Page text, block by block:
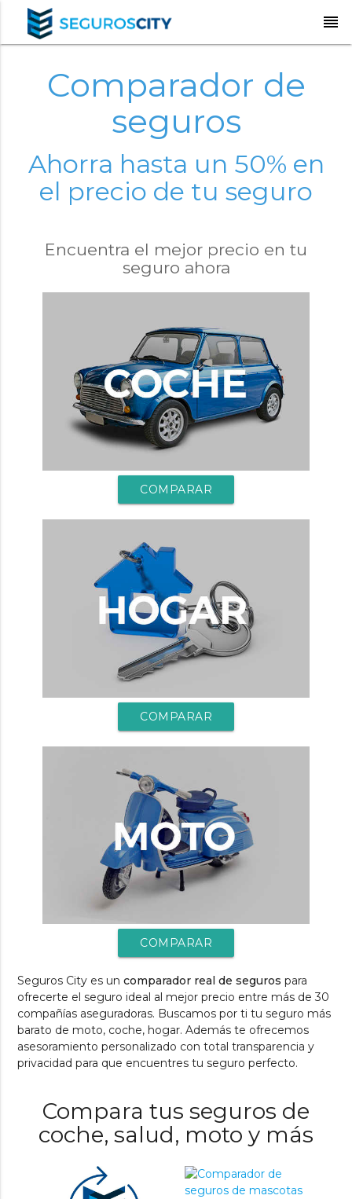
reorder
Comparador de
seguros
Ahorra hasta un 50% en
el precio de tu seguro
Encuentra el mejor precio en tu
seguro ahora
COMPARAR
COMPARAR
COMPARAR
Seguros City es uncomparador real de seguros para
ofrecerte el seguro ideal al mejor precio entre más de 30
compañías aseguradoras. Buscamos por ti tu seguro más
barato de moto, coche, hogar. Además te ofrecemos
asesoramiento personalizado con total transparencia y
privacidad para que encuentres tu seguro perfecto.
Compara tus seguros de
coche, salud, moto y más